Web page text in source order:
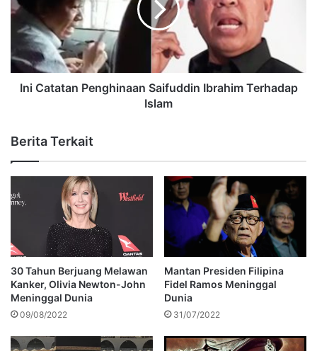
Ini Catatan Penghinaan Saifuddin Ibrahim Terhadap
Islam
Berita Terkait
30 Tahun Berjuang Melawan
Kanker, Olivia Newton-John
Meninggal Dunia
09/08/2022
Mantan Presiden Filipina
Fidel Ramos Meninggal
Dunia
31/07/2022